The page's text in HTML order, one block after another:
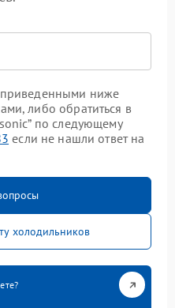
ниже
либо обратиться в
по следующему
если не нашли ответ на
холодильников